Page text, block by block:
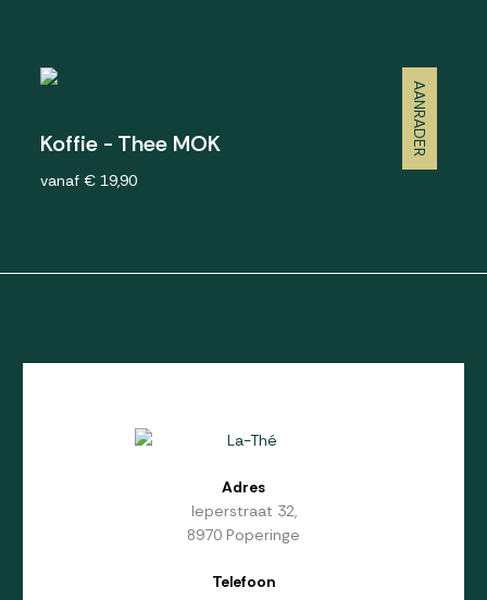
AANRADER
Koffie - Thee MOK
vanaf € 19,90
Adres
Ieperstraat 32,
8970 Poperinge
Telefoon